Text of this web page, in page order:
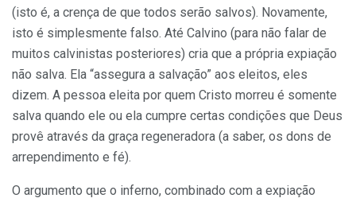
(isto é, a crença de que todos serão salvos). Novamente,
isto é simplesmente falso. Até Calvino (para não falar de
muitos calvinistas posteriores) cria que a própria expiação
não salva. Ela “assegura a salvação” aos eleitos, eles
dizem. A pessoa eleita por quem Cristo morreu é somente
salva quando ele ou ela cumpre certas condições que Deus
provê através da graça regeneradora (a saber, os dons de
arrependimento e fé).
O argumento que o inferno, combinado com a expiação